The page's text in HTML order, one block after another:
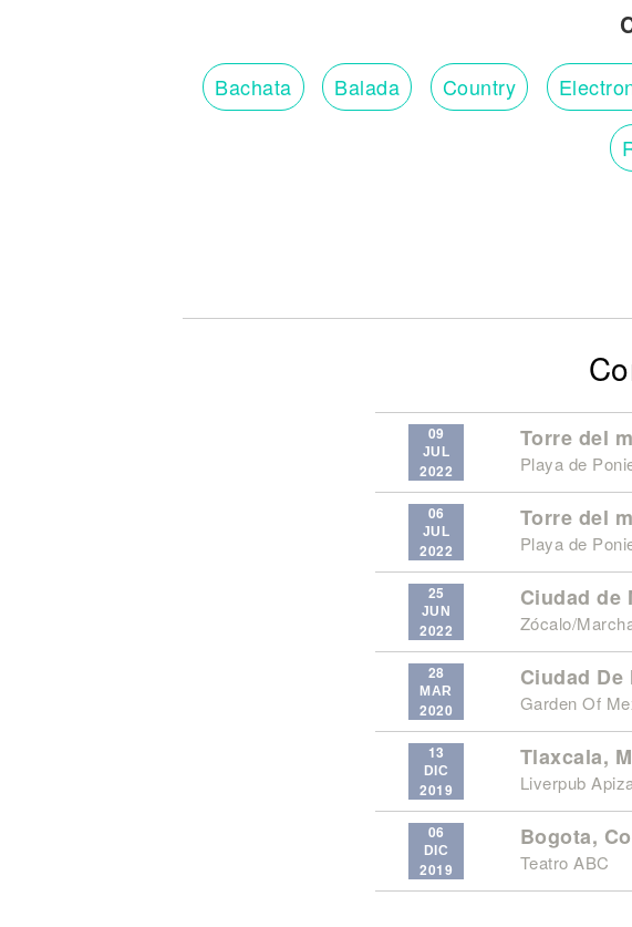
Bachata Balada Country
09
JUL
2022
Torre del
Playa de
06
JUL
2022
Torre del
Playa de
25
JUN
2022
Ciudad de
Zócalo/
28
MAR
2020
Ciudad De
Garden Of
13
DIC
2019
Tlaxcala,
Liverpub
06
DIC
2019
Bogota,
Teatro ABC